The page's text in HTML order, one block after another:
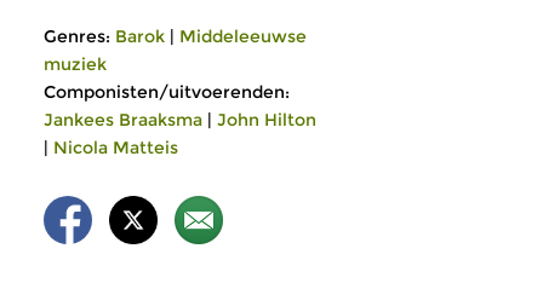
Genres: Barok | Middeleeuwse
muziek
Componisten/uitvoerenden:
Jankees Braaksma | John Hilton
| Nicola Matteis